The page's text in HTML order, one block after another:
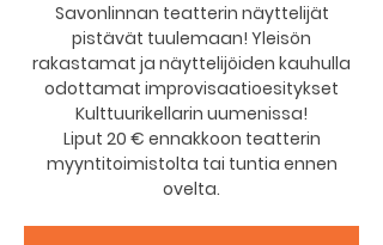
Savonlinnan teatterin näyttelijät
pistävät tuulemaan! Yleisön
rakastamat ja näyttelijöiden kauhulla
odottamat improvisaatioesitykset
Kulttuurikellarin uumenissa!
Liput 20 € ennakkoon teatterin
myyntitoimistolta tai tuntia ennen
ovelta.